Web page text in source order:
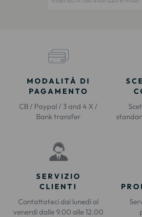
MODALITÀ DI
PAGAMENTO
CB / Paypal / 3 and 4 X /
Bank transfer
SERVIZIO
CLIENTI
Contattateci dal lunedì al
venerdì dalle 9.00 alle 12.00